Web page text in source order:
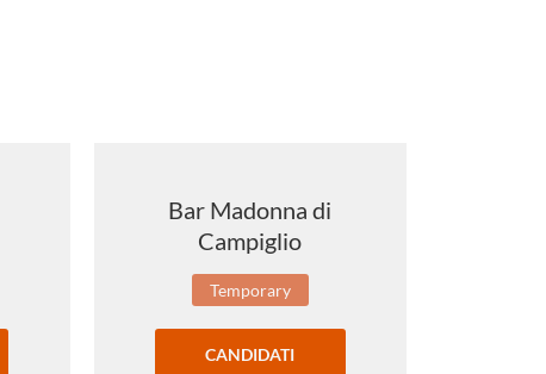
Bar Madonna di
Campiglio
Temporary
CANDIDATI